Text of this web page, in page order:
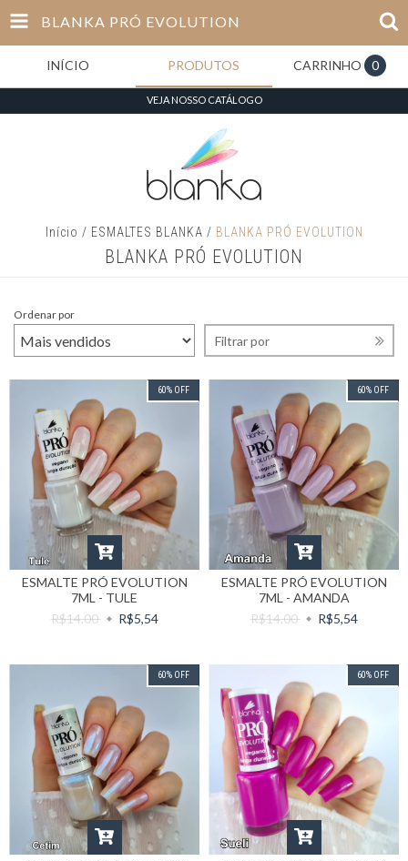
BLANKA PRÓ EVOLUTION
INÍCIO PRODUTOS CARRINHO 0
VEJA NOSSO CATÁLOGO
Início / ESMALTES BLANKA / BLANKA PRÓ EVOLUTION
BLANKA PRÓ EVOLUTION
Ordenar por
Filtrar por
60% OFF
ESMALTE PRÓ EVOLUTION
7ML - TULE
R$14,00
R$5,54
60% OFF
ESMALTE PRÓ EVOLUTION
7ML - AMANDA
R$14,00
R$5,54
60% OFF 60% OFF